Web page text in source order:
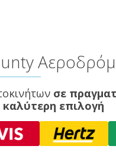
σε
καλύτερη επιλογή